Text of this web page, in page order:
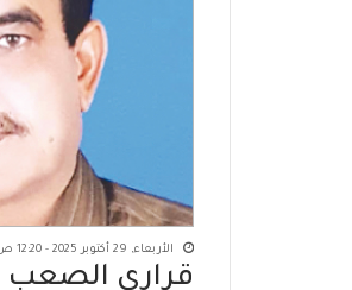
الأربعاء, 29 أكتوبر 2025 - 12:20 ص